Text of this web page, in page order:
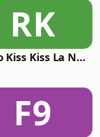
RK
Radio Kiss Kiss La Notte Vola
F9